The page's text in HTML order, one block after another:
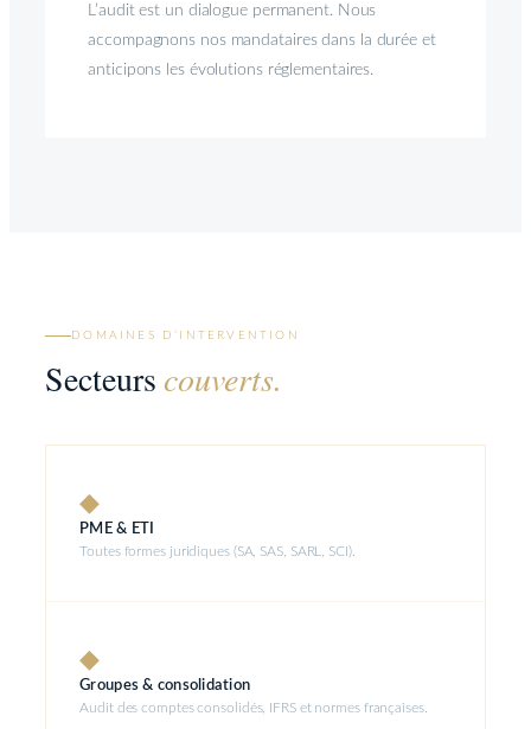
L’audit est un dialogue permanent. Nous
accompagnons nos mandataires dans la durée et
anticipons les évolutions réglementaires.
DOMAINES D’INTERVENTION
Secteurs couverts.
◆
PME & ETI
Toutes formes juridiques (SA, SAS, SARL, SCI).
◆
Groupes & consolidation
Audit des comptes consolidés, IFRS et normes françaises.